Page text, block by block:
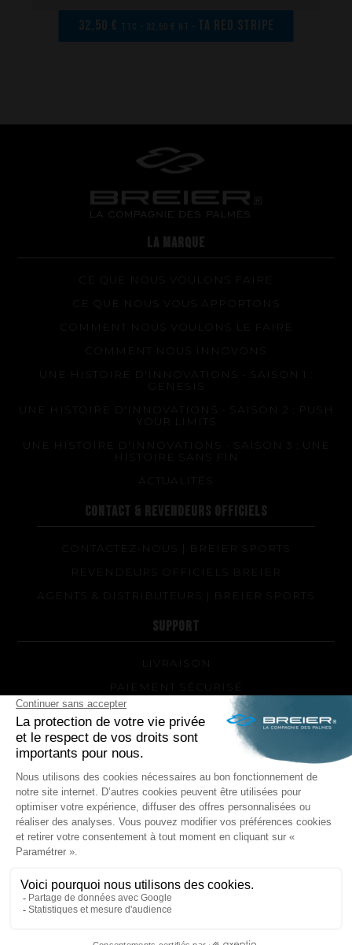
Questions fréquentes sur les produits et la fabrication
32,50 € TTC - 32,50 € HT - TA Red Stripe
LA MARQUE
CE QUE NOUS VOULONS FAIRE
CE QUE NOUS VOUS APPORTONS
COMMENT NOUS VOULONS LE FAIRE
UNE HISTOIRE D'INNOVATIONS - SAISON 1 :
GENESIS
UNE HISTOIRE D'INNOVATIONS - SAISON 2 : PUSH
YOUR LIMITS
UNE HISTOIRE D'INNOVATIONS - SAISON 3 : UNE
HISTOIRE SANS FIN
CONTACT & REVENDEURS OFFICIELS
CONTACTEZ-NOUS | BREIER SPORTS
REVENDEURS OFFICIELS BREIER
AGENTS & DISTRIBUTEURS | BREIER SPORTS
SUPPORT
LIVRAISON
PAIEMENT SÉCURISÉ
QUEL MODÈLE DE PALMES ET QUELLE DURETÉ
POUR MOI ?
RÉPARATIONS DE VOS PALMES BREIER
QUESTIONS FRÉQUENTES SUR LES PRODUITS ET
LA FABRICATION
NOUS SUIVRE
POLITIQUE DE CONFIDENTIALITÉ
MENTIONS LÉGALES